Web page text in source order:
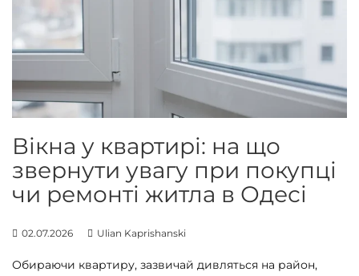
н
н
в
і
о
н
т
д
е
Вікна у квартирі: на що
звернути увагу при покупці
чи ремонті житла в Одесі
02.07.2026 Ulian Kaprishanski
Обираючи квартиру, зазвичай дивляться на район,